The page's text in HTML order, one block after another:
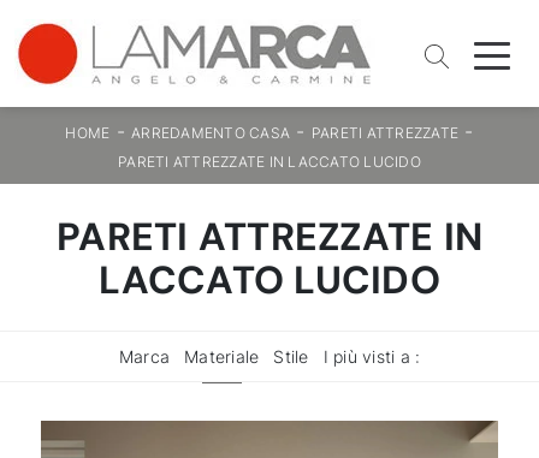
HOME -ARREDAMENTO CASA - PARETI ATTREZZATE -
PARETI ATTREZZATE IN LACCATO LUCIDO
PARETI ATTREZZATE IN
LACCATO LUCIDO
Marca Materiale Stile I più visti a :